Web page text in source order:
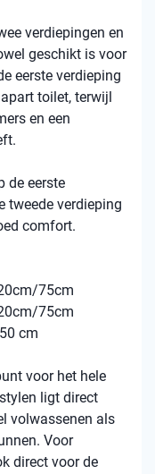
verdiepingen en
geschikt is voor
eerste verdieping
toilet, terwijl
en een
de eerste
tweede verdieping
comfort.
75cm
75cm
cm
voor het hele
ligt direct
volwassenen als
Voor
direct voor de